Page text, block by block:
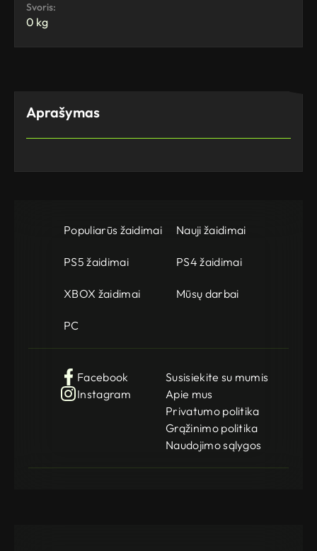
Svoris:
0 kg
Aprašymas
Populiarūs žaidimai Nauji žaidimai
PS5 žaidimai PS4 žaidimai
XBOX žaidimai Mūsų darbai
PC
Facebook
Instagram
Susisiekite su mumis
Apie mus
Privatumo politika
Grąžinimo politika
Naudojimo sąlygos